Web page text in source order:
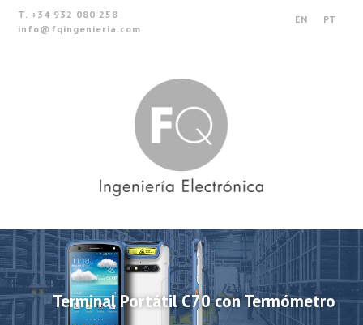
T. +34 932 080 258
info@fqingenieria.com
EN PT
Terminal Portátil C70 con Termómetro